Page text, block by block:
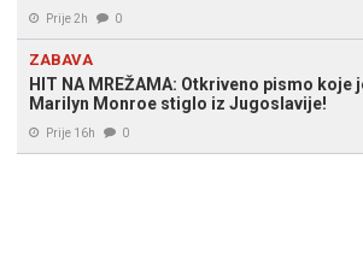
Prije 2h 0
ZABAVA
HIT NA MREŽAMA: Otkriveno pismo koje
Marilyn Monroe stiglo iz Jugoslavije!
Prije 16h 0